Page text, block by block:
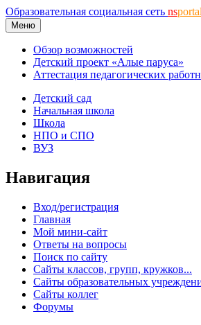
Образовательная социальная сеть ns
Меню
Обзор возможностей
Детский проект «Алые паруса»
Аттестация педагогических
Детский сад
Начальная школа
Школа
НПО и СПО
ВУЗ
Навигация
Вход/регистрация
Главная
Мой мини-сайт
Ответы на вопросы
Поиск по сайту
Сайты классов, групп, кружков...
Сайты образовательных
Сайты коллег
Форумы